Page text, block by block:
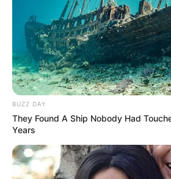
Pronostics PMU de la
Turf complet du PRIX DE LA
DUC
Retrouvez tous les jours les
cette page
BUZZ DAY
They Found A Ship Nobody Had
Years